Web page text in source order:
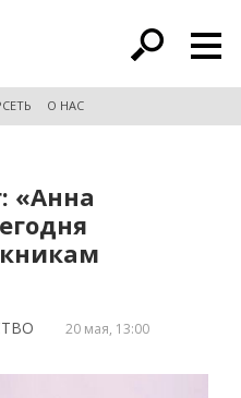
поиск
О НАС
«Анна
20 мая, 13:00